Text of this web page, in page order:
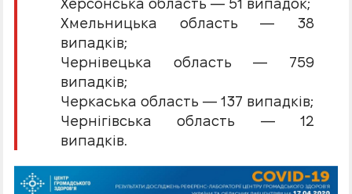
Херсонська область — 51 випадок;
Хмельницька область — 38
випадків;
Чернівецька область — 759
випадків;
Черкаська область — 137 випадків;
Чернігівська область — 12
випадків.